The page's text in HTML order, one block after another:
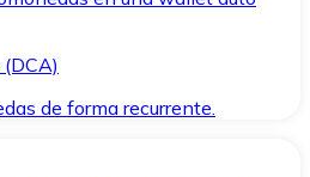
de forma recurrente.